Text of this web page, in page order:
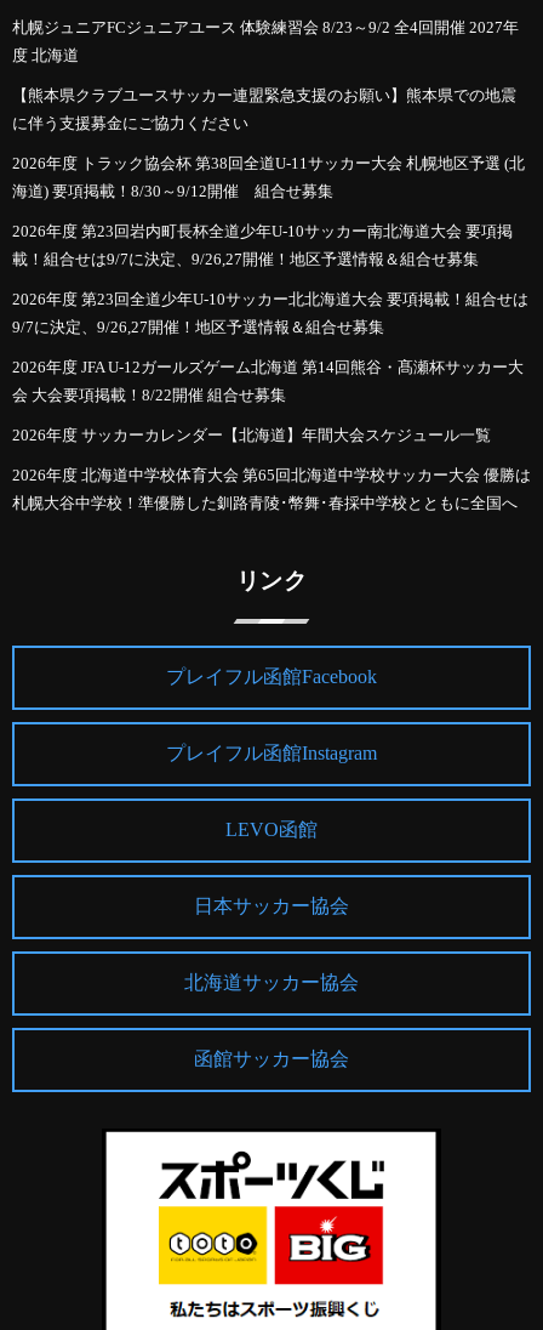
札幌ジュニアFCジュニアユース 体験練習会 8/23～9/2 全4回開催 2027年
度 北海道
【熊本県クラブユースサッカー連盟緊急支援のお願い】熊本県での地震
に伴う支援募金にご協力ください
2026年度 トラック協会杯 第38回全道U-11サッカー大会 札幌地区予選 (北
海道) 要項掲載！8/30～9/12開催 組合せ募集
2026年度 第23回岩内町長杯全道少年U-10サッカー南北海道大会 要項掲
載！組合せは9/7に決定、9/26,27開催！地区予選情報＆組合せ募集
2026年度 第23回全道少年U-10サッカー北北海道大会 要項掲載！組合せは
9/7に決定、9/26,27開催！地区予選情報＆組合せ募集
2026年度 JFA U-12ガールズゲーム北海道 第14回熊谷・髙瀬杯サッカー大
会 大会要項掲載！8/22開催 組合せ募集
2026年度 サッカーカレンダー【北海道】年間大会スケジュール一覧
2026年度 北海道中学校体育大会 第65回北海道中学校サッカー大会 優勝は
札幌大谷中学校！準優勝した釧路青陵･幣舞･春採中学校とともに全国へ
リンク
プレイフル函館Facebook
プレイフル函館Instagram
LEVO函館
日本サッカー協会
北海道サッカー協会
函館サッカー協会